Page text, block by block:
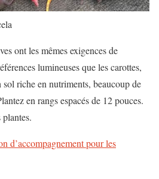
ont les mêmes exigences de
lumineuses que les carottes,
sol riche en nutriments, beaucoup de
en rangs espacés de 12 pouces.
d’accompagnement pour les